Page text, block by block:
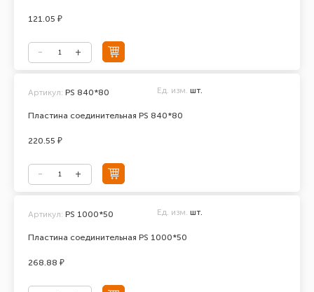
121.05 ₽
Пластина соединительная PS 840*80
Артикул: PS 840*80 Ед. изм. шт.
220.55 ₽
Пластина соединительная PS 1000*50
Артикул: PS 1000*50 Ед. изм. шт.
268.88 ₽